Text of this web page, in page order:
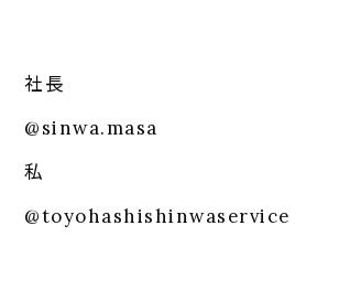
社長
@sinwa.masa
私
@toyohashishinwaservice